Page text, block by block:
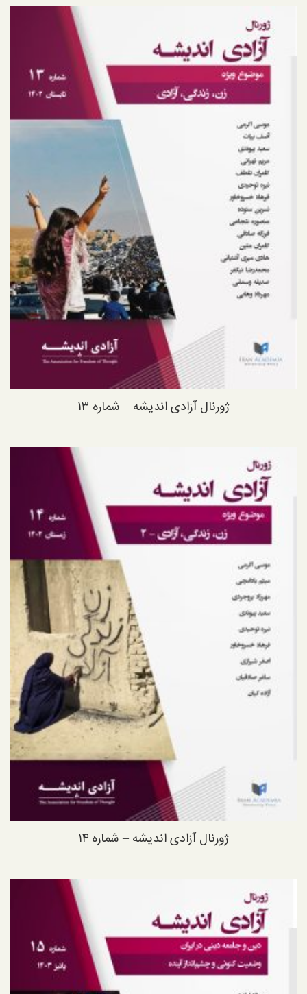
ژورنال آزادی اندیشه – شماره ۱۳
ژورنال آزادی اندیشه – شماره ۱۴